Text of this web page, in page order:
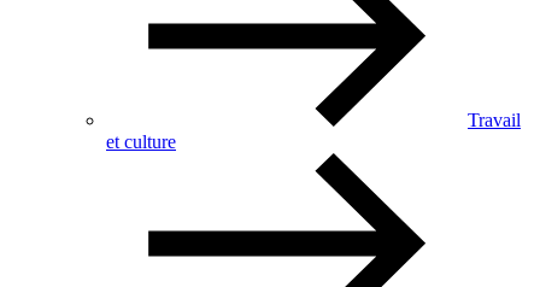
Travail
et culture